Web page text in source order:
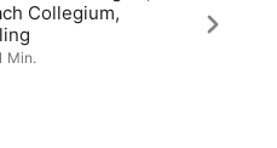
Collegium,
Min.